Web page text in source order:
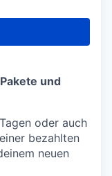
und
oder auch
bezahlten
neuen